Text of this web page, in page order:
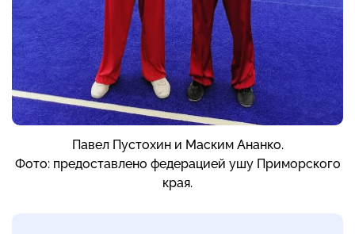
Павел Пустохин и Маским Ананко.
Фото: предоставлено федерацией ушу Приморского
края.